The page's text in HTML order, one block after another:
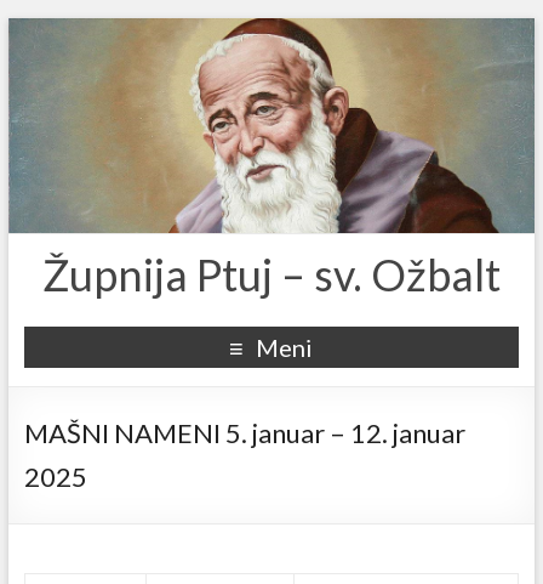
Župnija Ptuj – sv. Ožbalt
Meni
MAŠNI NAMENI 5. januar – 12. januar
2025